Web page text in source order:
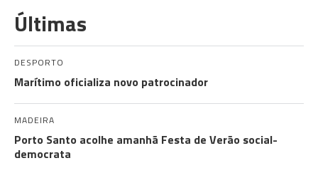
Últimas
DESPORTO
Marítimo oficializa novo patrocinador
MADEIRA
Porto Santo acolhe amanhã Festa de Verão social-
democrata